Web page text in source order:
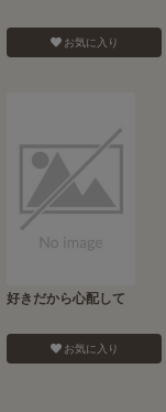
お気に入り
好きだから心配して
お気に入り